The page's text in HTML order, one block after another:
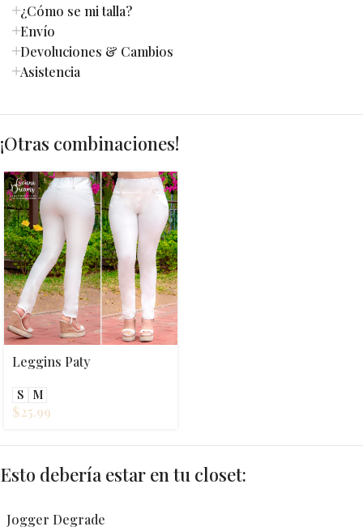
¿Cómo se mi talla?
Envío
Devoluciones & Cambios
Asistencia
¡Otras combinaciones!
Leggins Paty
S M
$25.99
Esto debería estar en tu closet:
Jogger Degrade